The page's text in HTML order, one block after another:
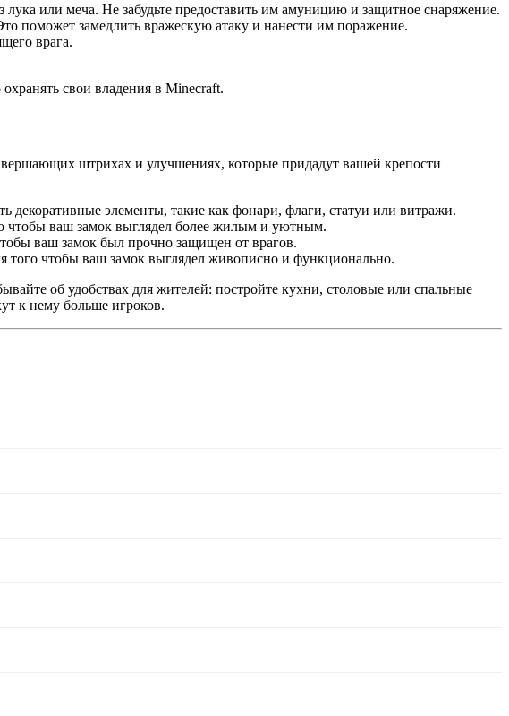
лука или меча. Не забудьте предоставить им амуницию и защитное снаряжение.
поможет замедлить вражескую атаку и нанести им поражение.
врага.
свои владения в Minecraft.
штрихах и улучшениях, которые придадут вашей крепости
декоративные элементы, такие как фонари, флаги, статуи или витражи.
чтобы ваш замок выглядел более жилым и уютным.
ваш замок был прочно защищен от врагов.
того чтобы ваш замок выглядел живописно и функционально.
об удобствах для жителей: постройте кухни, столовые или спальные
к нему больше игроков.